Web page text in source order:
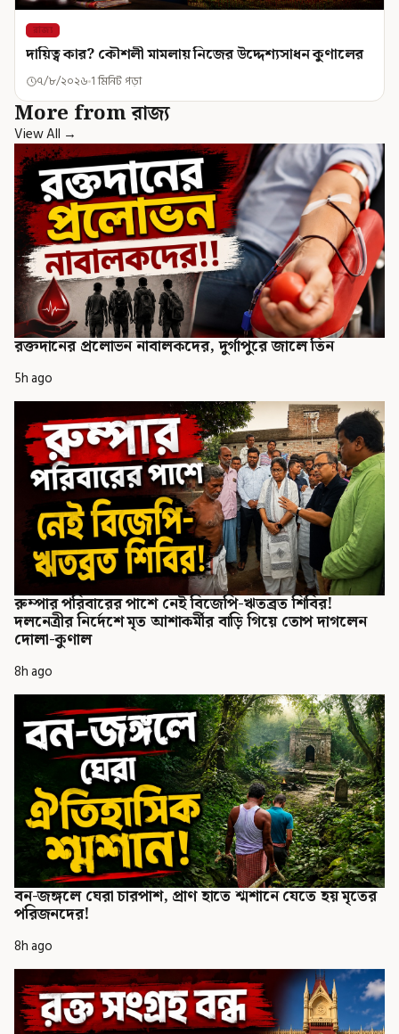
রাজ্য
দায়িত্ব কার? কৌশলী মামলায় নিজের উদ্দেশ্যসাধন কুণালের
৭/৮/২০২৬ 1 মিনিট পড়া
More from রাজ্য
View All →
রক্তদানের প্রলোভন নাবালকদের, দুর্গাপুরে জালে তিন
5h ago
রুম্পার পরিবারের পাশে নেই বিজেপি-ঋতব্রত শিবির!
দলনেত্রীর নির্দেশে মৃত আশাকর্মীর বাড়ি গিয়ে তোপ দাগলেন
দোলা-কুণাল
8h ago
বন-জঙ্গলে ঘেরা চারপাশ, প্রাণ হাতে শ্মশানে যেতে হয় মৃতের
পরিজনদের!
8h ago